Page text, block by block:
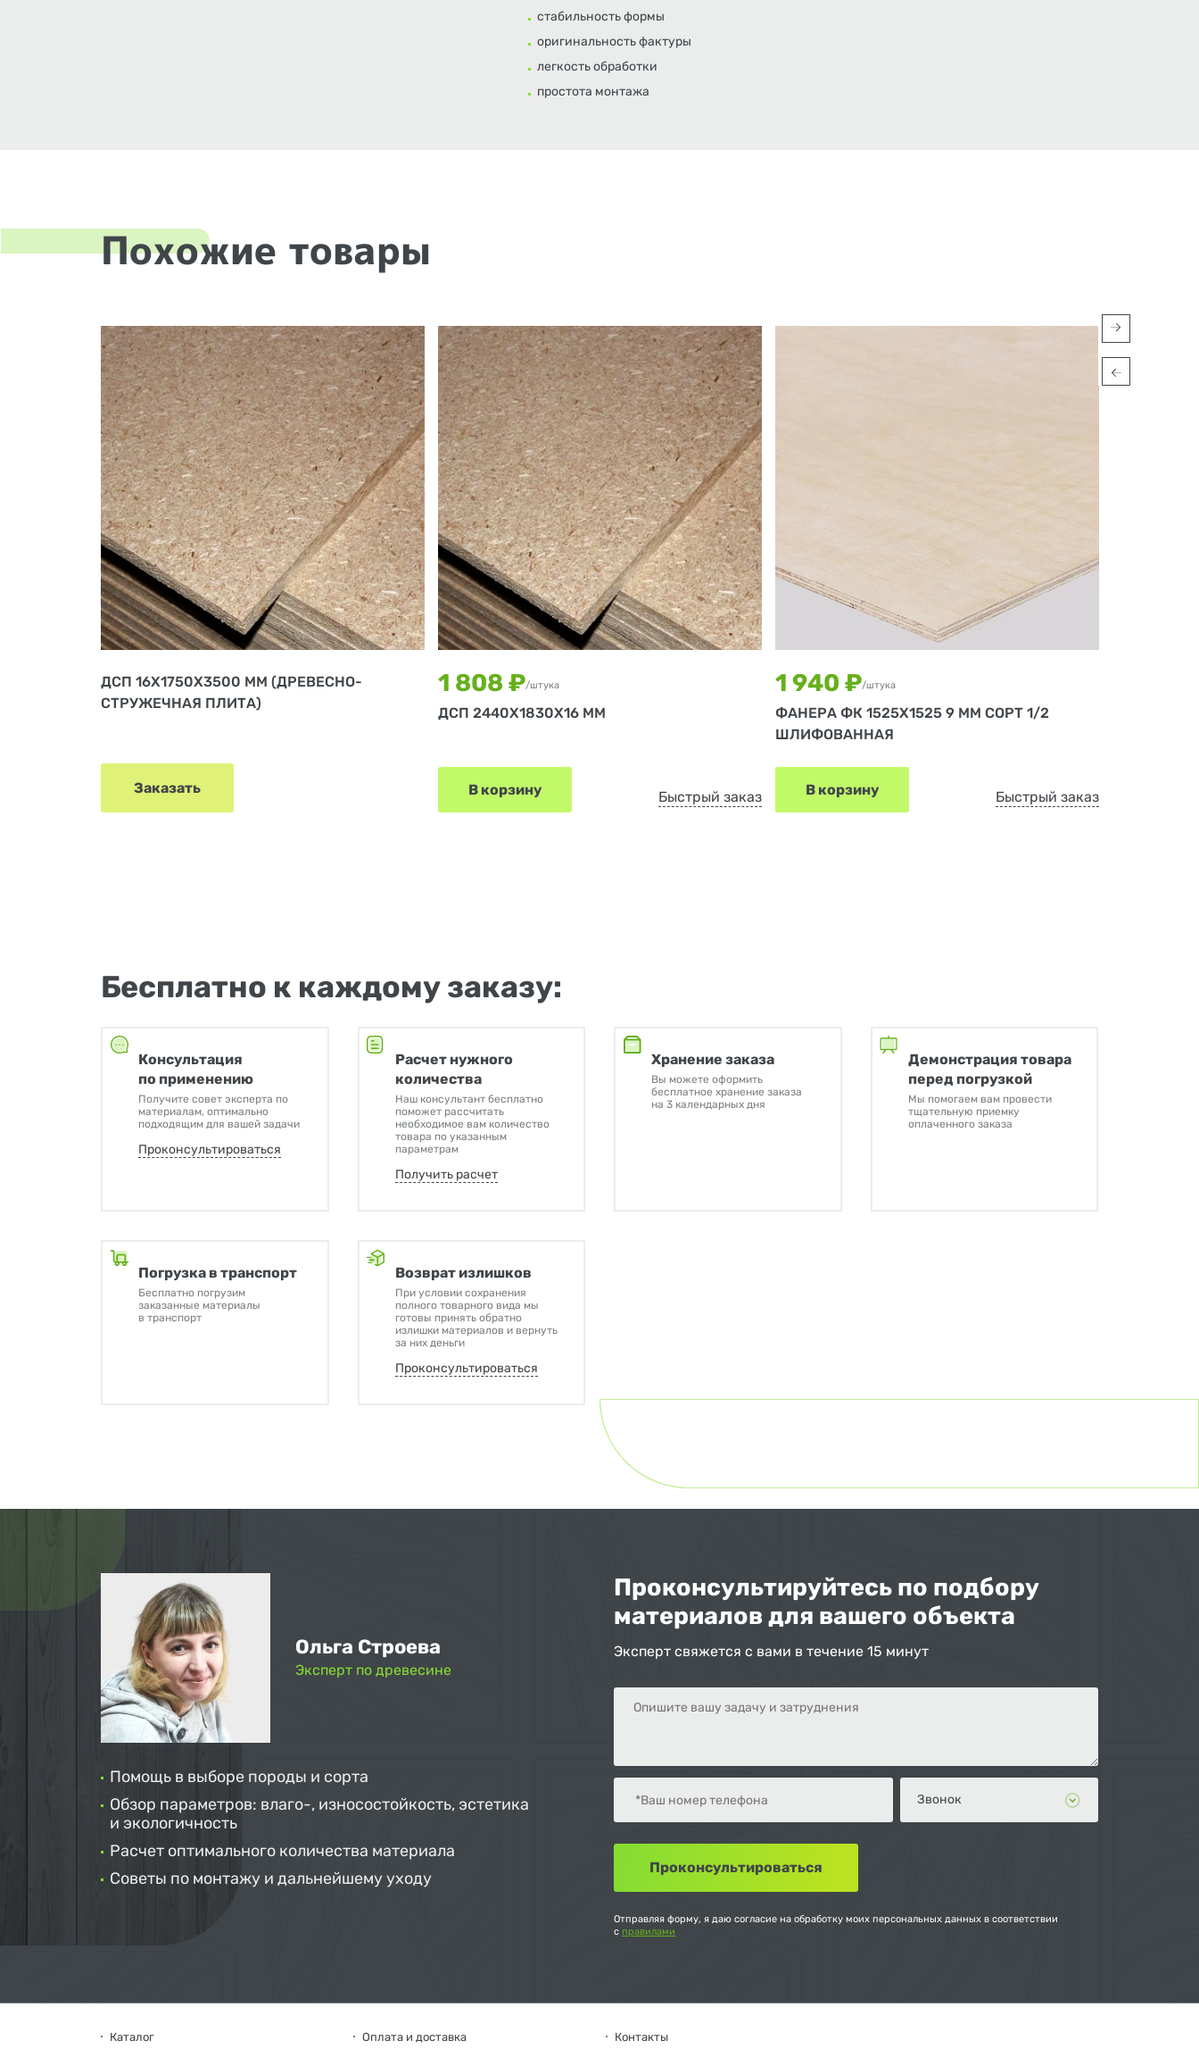
стабильность формы
оригинальность фактуры
легкость обработки
простота монтажа
Похожие товары
ДСП 16Х1750Х3500 ММ (ДРЕВЕСНО-
СТРУЖЕЧНАЯ ПЛИТА)
Заказать
1 808 ₽/штука
ДСП 2440Х1830Х16 ММ
В корзину Быстрый заказ
1 940 ₽/штука
ФАНЕРА ФК 1525Х1525 9 ММ СОРТ 1/2
ШЛИФОВАННАЯ
В корзину Быстрый заказ
Бесплатно к каждому заказу:
Консультация
по применению
Получите совет эксперта по
материалам, оптимально
подходящим для вашей задачи
Проконсультироваться
Расчет нужного
количества
Наш консультант бесплатно
поможет рассчитать
необходимое вам количество
товара по указанным
параметрам
Получить расчет
Хранение заказа
Вы можете оформить
бесплатное хранение заказа
на 3 календарных дня
Демонстрация товара
перед погрузкой
Мы помогаем вам провести
тщательную приемку
оплаченного заказа
Погрузка в транспорт
Бесплатно погрузим
заказанные материалы
в транспорт
Возврат излишков
При условии сохранения
полного товарного вида мы
готовы принять обратно
излишки материалов и вернуть
за них деньги
Проконсультироваться
Ольга Строева
Эксперт по древесине
Помощь в выборе породы и сорта
Обзор параметров: влаго-, износостойкость, эстетика
и экологичность
Расчет оптимального количества материала
Советы по монтажу и дальнейшему уходу
Проконсультируйтесь по подбору
материалов для вашего объекта
Эксперт свяжется с вами в течение 15 минут
Отправляя форму, я даю согласие на обработку моих персональных данных в соответствии
с правилами
Каталог Оплата и доставка Контакты